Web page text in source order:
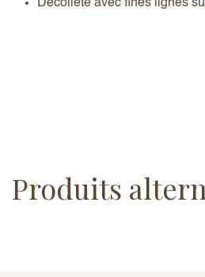
Décolleté avec fines lignes
Produits